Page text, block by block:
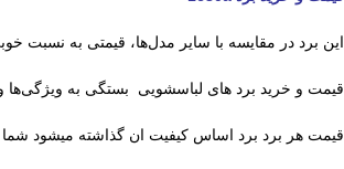
این برد در مقایسه با سایر مدل‌ها، قیمتی به نسبت
قیمت و خرید برد های لباسشویی بستگی به ویژگی‌ها و
قیمت هر برد برد اساس کیفیت ان گذاشته میشود شما